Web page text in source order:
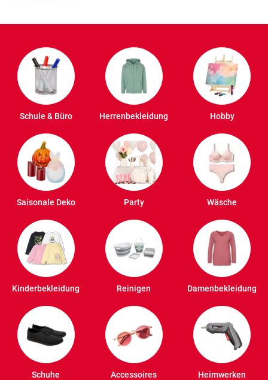
Schule & Büro Herrenbekleidung Hobby
Saisonale Deko Party Wäsche
Kinderbekleidung Reinigen Damenbekleidung
Schuhe
Accessoires Heimwerken